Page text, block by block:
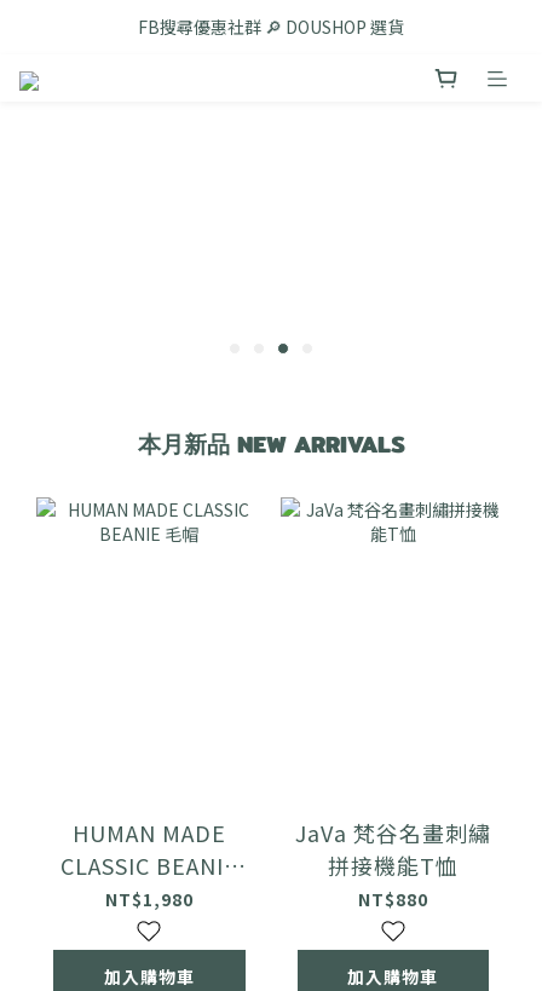
FB搜尋優惠社群 🔎 DOUSHOP 選貨
FB搜尋優惠社群 🔎 DOUSHOP 選貨
本月新品 NEW ARRIVALS
HUMAN MADE
CLASSIC BEANIE
毛帽
NT$1,980
加入購物車
JaVa 梵谷名畫刺繡
拼接機能T恤
NT$880
加入購物車